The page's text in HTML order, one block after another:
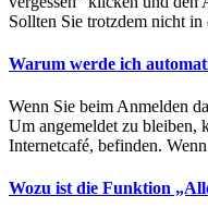
Sollten Sie trotzdem nicht
Warum werde ich
Wenn Sie beim Anmelden
Um angemeldet zu bleiben,
Internetcafé, befinden.
Wozu ist die Funktion